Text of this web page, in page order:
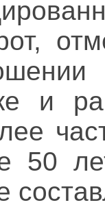
и
50